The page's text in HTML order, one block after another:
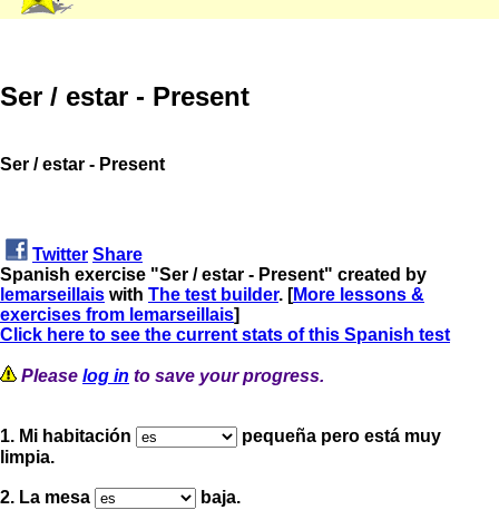
Ser / estar - Present
Ser / estar - Present
Twitter Share
Spanish exercise "Ser / estar - Present" created by
lemarseillais with The test builder. [More lessons &
exercises from lemarseillais]
Click here to see the current stats of this Spanish test
Please log in to save your progress.
1. Mi habitación
pequeña pero está muy
limpia.
2. La mesa baja.